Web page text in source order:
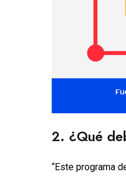
2. ¿Qué
“Este programa